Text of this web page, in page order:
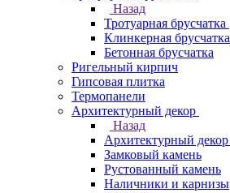
Назад
Тротуарная брусчатка
Клинкерная брусчатка
Бетонная брусчатка
Ригельный кирпич
Гипсовая плитка
Термопанели
Архитектурный декор
Назад
Архитектурный декор
Замковый камень
Рустованный камень
Наличники и карнизы